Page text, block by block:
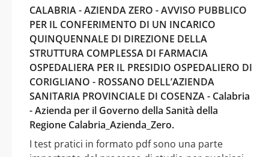
CALABRIA - AZIENDA ZERO - AVVISO PUBBLICO
PER IL CONFERIMENTO DI UN INCARICO
QUINQUENNALE DI DIREZIONE DELLA
STRUTTURA COMPLESSA DI FARMACIA
OSPEDALIERA PER IL PRESIDIO OSPEDALIERO DI
CORIGLIANO - ROSSANO DELL’AZIENDA
SANITARIA PROVINCIALE DI COSENZA - Calabria
- Azienda per il Governo della Sanità della
Regione Calabria_Azienda_Zero.
I test pratici in formato pdf sono una parte